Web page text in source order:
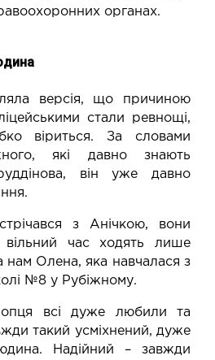
органах.
версія, що причиною
стали ревнощі,
віриться. За словами
які давно знають
він уже давно
з Анічкою, вони
час ходять лише
нам Олена, яка навчалася з
№8 у Рубіжному.
всі дуже любили та
такий усміхнений, дуже
Надійний – завжди